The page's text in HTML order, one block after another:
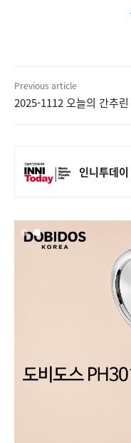
Previous article
2025-1112 오늘의 간추린
인니투데이